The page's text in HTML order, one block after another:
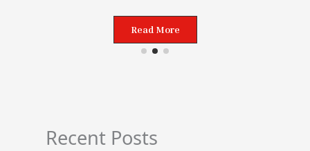
Read More
Recent Posts